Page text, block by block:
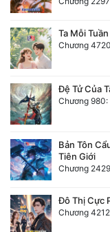
Ta Mỗi
Chương
Đệ Tử Của
Chương 980:
Bản Tôn
Tiên Giới
Chương
Đô Thị Cực
Chương